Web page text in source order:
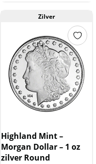
Zilver
Highland Mint –
Morgan Dollar – 1 oz
zilver Round